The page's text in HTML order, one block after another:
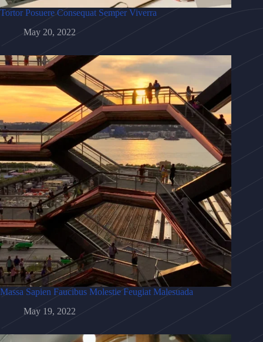
Tortor Posuere Consequat Semper Viverra
May 20, 2022
Massa Sapien Faucibus Molestie Feugiat Malesuada
May 19, 2022